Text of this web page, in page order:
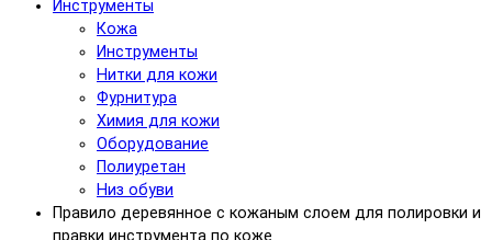
Инструменты
Кожа
Инструменты
Нитки для кожи
Фурнитура
Химия для кожи
Оборудование
Полиуретан
Низ обуви
Правило деревянное с кожаным слоем для полировки и
правки инструмента по коже